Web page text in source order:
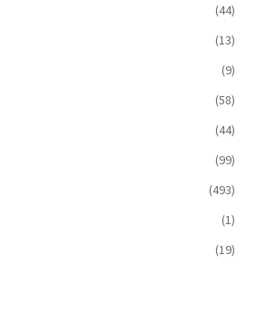
(44)
(13)
(9)
(58)
(44)
(99)
(493)
(1)
(19)